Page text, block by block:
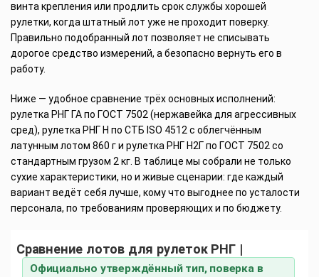
винта крепления или продлить срок службы хорошей
рулетки, когда штатный лот уже не проходит поверку.
Правильно подобранный лот позволяет не списывать
дорогое средство измерений, а безопасно вернуть его в
работу.
Ниже — удобное сравнение трёх основных исполнений:
рулетка РНГ ГА по ГОСТ 7502 (нержавейка для агрессивных
сред), рулетка РНГ Н по СТБ ISO 4512 с облегчённым
латунным лотом 860 г и рулетка РНГ Н2Г по ГОСТ 7502 со
стандартным грузом 2 кг. В таблице мы собрали не только
сухие характеристики, но и живые сценарии: где каждый
вариант ведёт себя лучше, кому что выгоднее по усталости
персонала, по требованиям проверяющих и по бюджету.
Сравнение лотов для рулеток РНГ |
Официально утверждённый тип, поверка в